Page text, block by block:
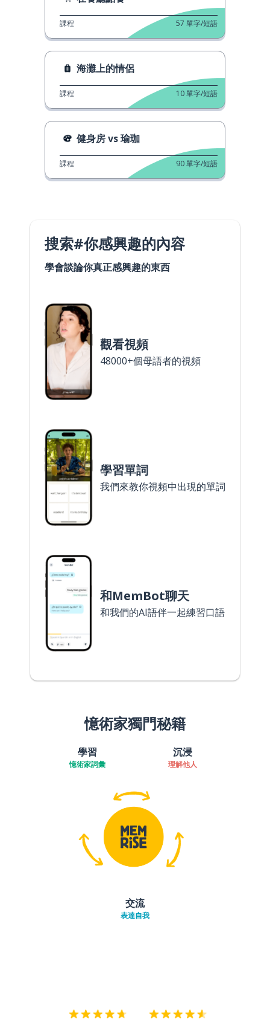
課程 57 單字/短語
海灘上的情侶
課程 10單字/短語
健身房 vs 瑜珈
課程 90單字/短語
搜索#你感興趣的內容
學會談論你真正感興趣的東西
觀看視頻
48000+個母語者的視頻
學習單詞
我們來教你視頻中出現的單詞
和MemBot聊天
和我們的AI語伴一起練習口語
憶術家獨門秘籍
學習
憶術家詞彙
沉浸
理解他人
交流
表達自我